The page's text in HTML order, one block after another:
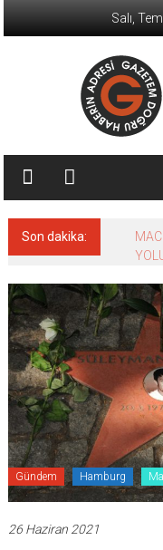
Salı,
Son dakika:
Gündem Hamburg
26 Haziran 2021